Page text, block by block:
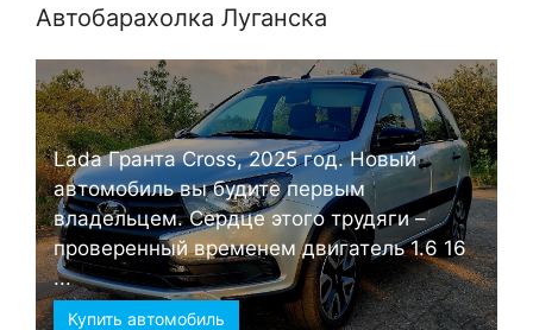
Автобарахолка Луганска
Lada Гранта Cross, 2025 год. Новый
автомобиль вы будите первым
владельцем. Сердце этого трудяги –
проверенный временем двигатель 1.6 16
...
Купить автомобиль